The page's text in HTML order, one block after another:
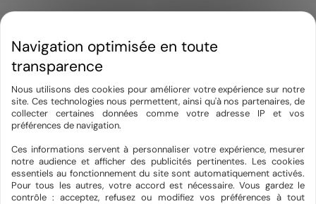
Nous utilisons des cookies pour améliorer votre expérience sur notre
site. Ces technologies nous permettent, ainsi qu'à nos partenaires, de
collecter certaines données comme votre adresse IP et vos
préférences de navigation.
Ces informations servent à personnaliser votre expérience, mesurer
notre audience et afficher des publicités pertinentes. Les cookies
essentiels au fonctionnement du site sont automatiquement activés.
Pour tous les autres, votre accord est nécessaire. Vous gardez le
contrôle : acceptez, refusez ou modifiez vos préférences à tout